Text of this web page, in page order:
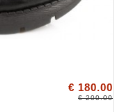
€ 180.00
€ 200.00